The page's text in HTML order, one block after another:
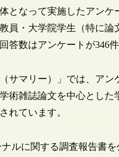
となって実施したアン
員・大学院学生（特に
答数はアンケートが346
サマリー）」では、ア
術雑誌論文を中心とし
れています。
に関する調査報告書を